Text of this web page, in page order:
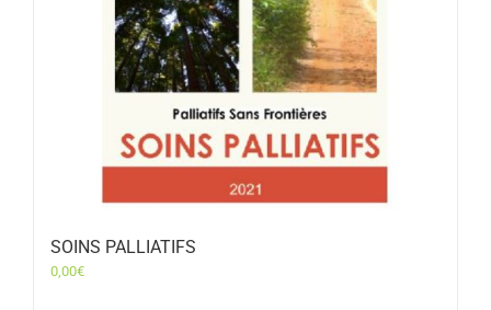
SOINS PALLIATIFS
0,00€